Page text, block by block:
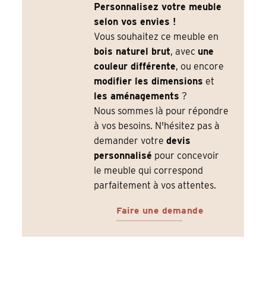
Personnalisez votre meuble
selon vos envies !
Vous souhaitez ce meuble en
bois naturel brut, avec une
couleur différente, ou encore
modifier les dimensions et
les aménagements ?
Nous sommes là pour répondre
à vos besoins. N'hésitez pas à
demander votredevis
personnalisé pour concevoir
le meuble qui correspond
parfaitement à vos attentes.
Faire une demande